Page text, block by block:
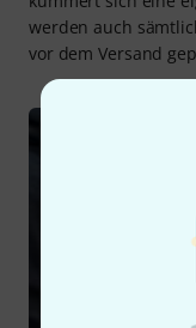
werden auch
vor dem Versand